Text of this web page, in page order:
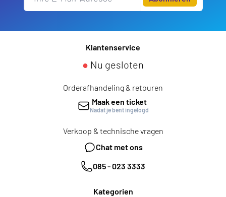
Klantenservice
● Nu gesloten
Orderafhandeling & retouren
Maak een ticket
Nadat je bent ingelogd
Verkoop & technische vragen
Chat met ons
085 - 023 3333
Kategorien